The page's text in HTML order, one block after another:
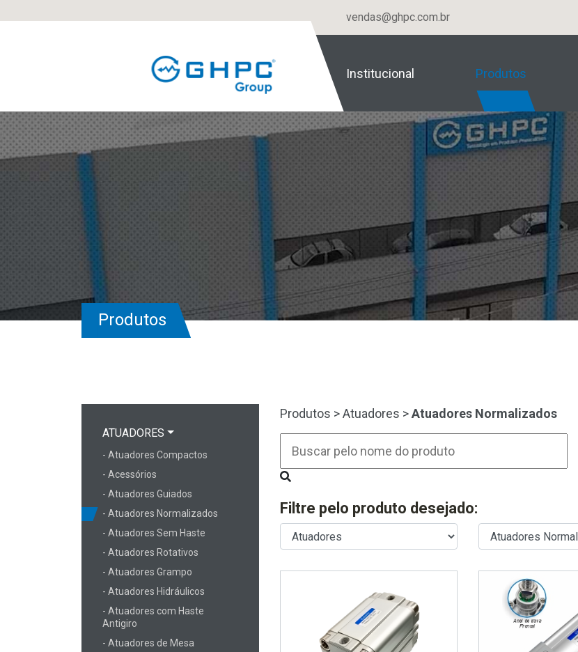
vendas@ghpc.com.br
Institucional Produtos
Produtos
ATUADORES
- Atuadores Compactos
- Acessórios
- Atuadores Guiados
- Atuadores Normalizados
- Atuadores Sem Haste
- Atuadores Rotativos
- Atuadores Grampo
- Atuadores Hidráulicos
- Atuadores com Haste
Antigiro
- Atuadores de Mesa
Produtos >Atuadores >Atuadores Normalizados
Filtre pelo produto desejado: